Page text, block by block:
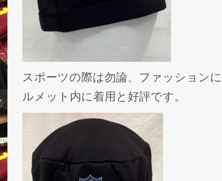
スポーツの際は勿論、ファッション
ルメット内に着用と好評です。